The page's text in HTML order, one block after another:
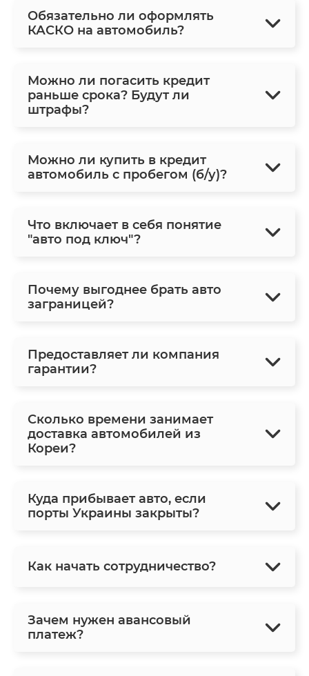
Обязательно ли оформлять
КАСКО на автомобиль?
Можно ли погасить кредит
раньше срока? Будут ли
штрафы?
Можно ли купить в кредит
автомобиль с пробегом (б/у)?
Что включает в себя понятие
"авто под ключ"?
Почему выгоднее брать авто
заграницей?
Предоставляет ли компания
гарантии?
Сколько времени занимает
доставка автомобилей из
Кореи?
Куда прибывает авто, если
порты Украины закрыты?
Как начать сотрудничество?
Зачем нужен авансовый
платеж?